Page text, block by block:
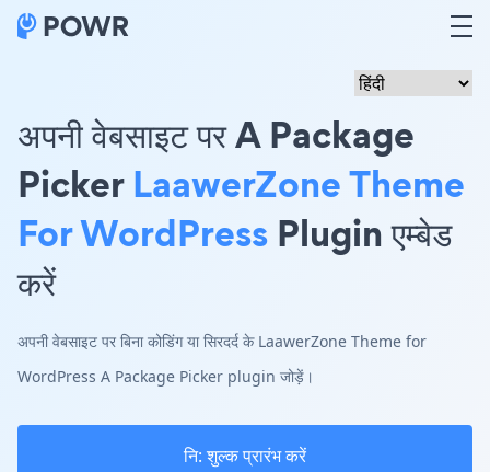
अपनी वेबसाइट पर A Package
PickerLaawerZone Theme
For WordPress Plugin एम्बेड
करें
अपनी वेबसाइट पर बिना कोडिंग या सिरदर्द के LaawerZone Theme for
WordPress A Package Picker plugin जोड़ें।
नि: शुल्क प्रारंभ करें